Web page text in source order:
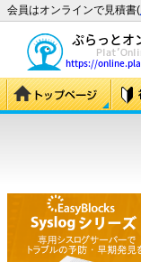
会員はオンラインで見積書(